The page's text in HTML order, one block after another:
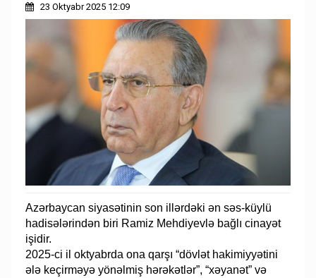
23 Oktyabr 2025 12:09
Azərbaycan siyasətinin son illərdəki ən səs-küylü
hadisələrindən biri Ramiz Mehdiyevlə bağlı cinayət
işidir.
2025-ci il oktyabrda ona qarşı “dövlət hakimiyyətini
ələ keçirməyə yönəlmiş hərəkətlər”, “xəyanət” və